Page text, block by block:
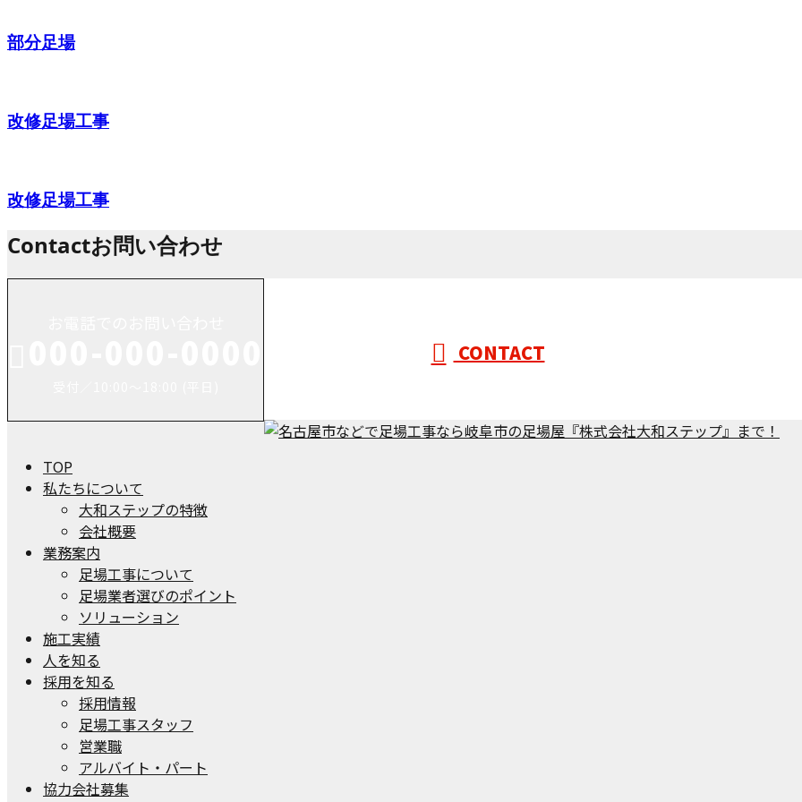
部分足場
改修足場工事
改修足場工事
Contactお問い合わせ
CONTACT
TOP
私たちについて
大和ステップの特徴
会社概要
業務案内
足場工事について
足場業者選びのポイント
ソリューション
施工実績
人を知る
採用を知る
採用情報
足場工事スタッフ
営業職
アルバイト・パート
協力会社募集